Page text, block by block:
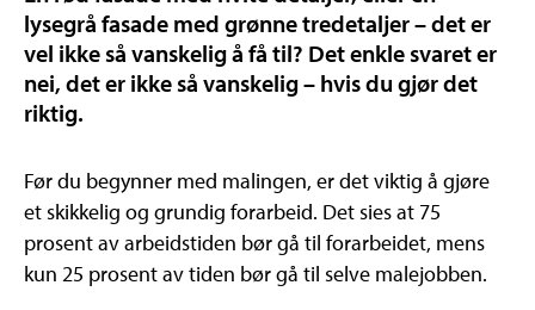
lysegrå fasade med grønne tredetaljer – det er
vel ikke så vanskelig å få til? Det enkle svaret er
nei, det er ikke så vanskelig – hvis du gjør det
riktig.
Før du begynner med malingen, er det viktig å gjøre
et skikkelig og grundig forarbeid. Det sies at 75
prosent av arbeidstiden bør gå til forarbeidet, mens
kun 25 prosent av tiden bør gå til selve malejobben.